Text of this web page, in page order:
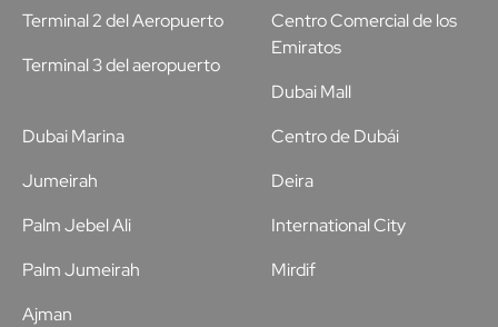
Terminal 2 del Aeropuerto
Terminal 3 del aeropuerto
Centro Comercial de los
Emiratos
Dubai Mall
Dubai Marina
Jumeirah
Palm Jebel Ali
Palm Jumeirah
Centro de Dubái
Deira
International City
Mirdif
Ajman